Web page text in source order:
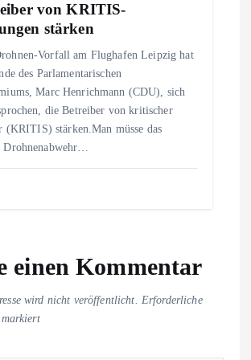
von KRITIS-
stärken
Vorfall am Flughafen Leipzig hat
des Parlamentarischen
Marc Henrichmann (CDU), sich
die Betreiber von kritischer
(KRITIS) stärken.Man müsse das
Drohnenabwehr…
einen Kommentar
wird nicht veröffentlicht.
Erforderliche
markiert